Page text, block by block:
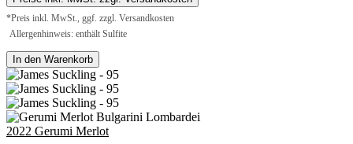
*Preis inkl. MwSt., ggf. zzgl. Versandkosten
Allergenhinweis: enthält Sulfite
In den Warenkorb
2022 Gerumi Merlot